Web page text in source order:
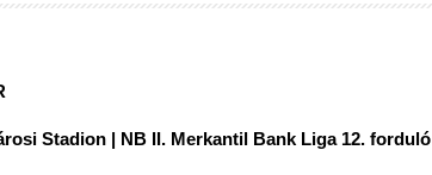
Stadion | NB II. Merkantil Bank Liga 12. forduló